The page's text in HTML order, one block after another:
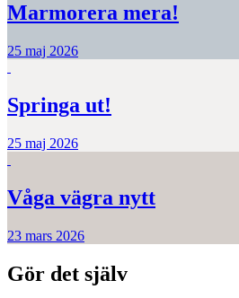
Marmorera mera!
25 maj 2026
Springa ut!
25 maj 2026
Våga vägra nytt
23 mars 2026
Gör det själv